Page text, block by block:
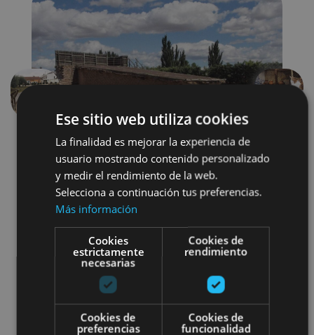
Museos y centros expositivos
Accesibilidad auditiva
Accesibilidad cognitiva
Accesibilidad física
Ese sitio web utiliza cookies
La finalidad es mejorar la experiencia de
usuario mostrando contenido personalizado
y medir el rendimiento de la web.
Selecciona a continuación tus preferencias.
Más información
Cookies
estrictamente
necesarias
Cookies de
rendimiento
Cookies de
preferencias
Cookies de
funcionalidad